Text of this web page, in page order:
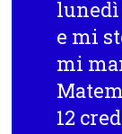
lunedì
e mi
mi
12